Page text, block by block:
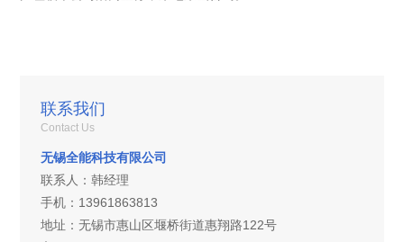
联系我们
Contact Us
无锡全能科技有限公司
联系人：韩经理
手机：13961863813
地址：无锡市惠山区堰桥街道惠翔路122号